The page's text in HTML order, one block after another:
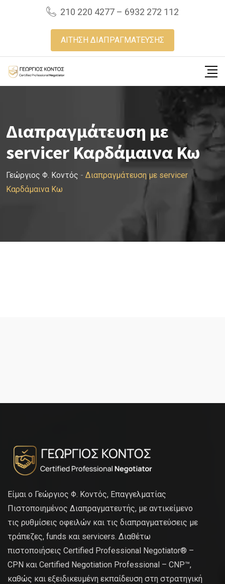
210 220 4277 – 6932 272 112
ΑΙΤΗΣΗ ΔΙΑΠΡΑΓΜΑΤΕΥΣΗΣ
Διαπραγμάτευση με
servicer Καρδάμαινα Κω
Γεώργιος Φ. Κοντός - Διαπραγμάτευση με servicer
Καρδάμαινα Κω
Είμαι ο Γεώργιος Φ. Κοντός, Επαγγελματίας
Πιστοποιημένος Διαπραγματευτής, με αντικείμενο
τις ρυθμίσεις οφειλών και τις διαπραγματεύσεις με
τράπεζες, funds και servicers. Διαθέτω
πιστοποιήσεις Certified Professional Negotiator® –
CPN και Certified Negotiation Professional – CNP™,
καθώς και εξειδικευμένη εκπαίδευση στη στρατηγική